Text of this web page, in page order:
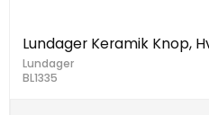
Lundager Keramik Knop,
Lundager
BL1335